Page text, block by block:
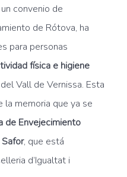
convenio de
de Rótova, ha
para personas
física e higiene
Vall de Vernissa. Esta
la memoria que ya se
de Envejecimiento
, que está
d’Igualtat i